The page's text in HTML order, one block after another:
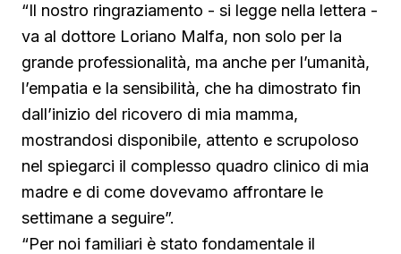
“Il nostro ringraziamento - si legge nella lettera -
va al dottore Loriano Malfa, non solo per la
grande professionalità, ma anche per l’umanità,
l’empatia e la sensibilità, che ha dimostrato fin
dall’inizio del ricovero di mia mamma,
mostrandosi disponibile, attento e scrupoloso
nel spiegarci il complesso quadro clinico di mia
madre e di come dovevamo affrontare le
settimane a seguire”.
“Per noi familiari è stato fondamentale il